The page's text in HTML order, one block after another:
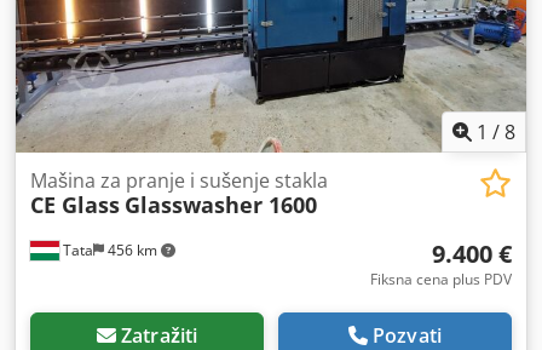
1 /8
Tata 456 km
Mašina za pranje i sušenje stakla
CE Glass Glasswasher 1600
9.400 €
Fiksna cena plus PDV
Zatražiti Pozvati